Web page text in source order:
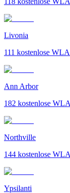
Livonia
111 kostenlose
Ann Arbor
182 kostenlose
Northville
144 kostenlose
Ypsilanti